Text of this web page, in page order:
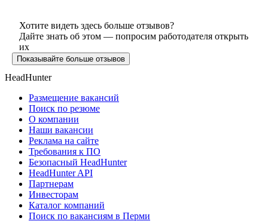
Хотите видеть здесь больше отзывов?
Дайте знать об этом — попросим работодателя открыть
их
Показывайте больше отзывов
HeadHunter
Размещение вакансий
Поиск по резюме
О компании
Наши вакансии
Реклама на сайте
Требования к ПО
Безопасный HeadHunter
HeadHunter API
Партнерам
Инвесторам
Каталог компаний
Поиск по вакансиям в Перми